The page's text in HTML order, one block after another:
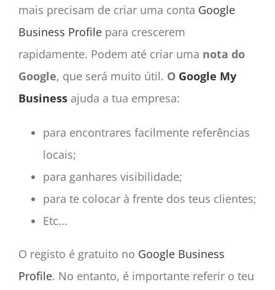
mais precisam de criar uma conta Google
Business Profilepara crescerem
rapidamente. Podem até criar uma nota do
Google, que será muito útil. O Google My
Businessajuda a tua empresa:
para encontrares facilmente referências
locais;
para ganhares visibilidade;
para te colocar à frente dos teus clientes;
Etc...
O registo é gratuito no Google Business
Profile. No entanto, é importante referir o teu